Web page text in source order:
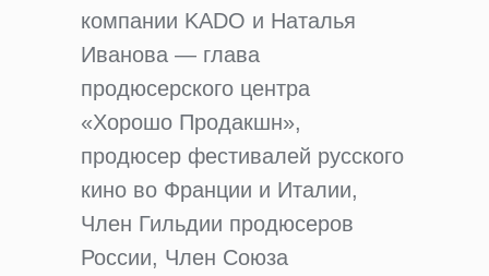
компании KADO и Наталья
Иванова — глава
продюсерского центра
«Хорошо Продакшн»,
продюсер фестивалей русского
кино во Франции и Италии,
Член Гильдии продюсеров
России, Член Союза